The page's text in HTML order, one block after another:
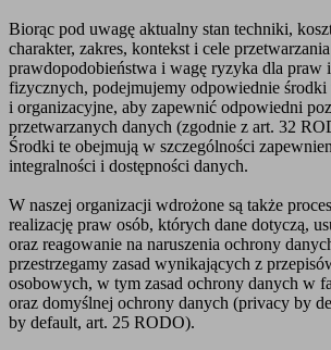
Biorąc pod uwagę aktualny stan techniki,
charakter, zakres, kontekst i cele
prawdopodobieństwa i wagę ryzyka dla praw
fizycznych, podejmujemy odpowiednie środki
i organizacyjne, aby zapewnić odpowiedni
przetwarzanych danych (zgodnie z art. 32
Środki te obejmują w szczególności
integralności i dostępności danych.
W naszej organizacji wdrożone są także
realizację praw osób, których dane dotyczą,
oraz reagowanie na naruszenia ochrony
przestrzegamy zasad wynikających z
osobowych, w tym zasad ochrony danych w
oraz domyślnej ochrony danych (privacy by
by default, art. 25 RODO).